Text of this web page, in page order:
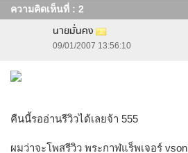
ความคิดเห็นที่ : 2
นายมั่นคง
09/01/2007 13:56:10
คืนนี้รออ่านรีวิวได้เลยจ้า 555
ผมว่าจะโพสรีวิว พระกาฬแร็พเจอร์